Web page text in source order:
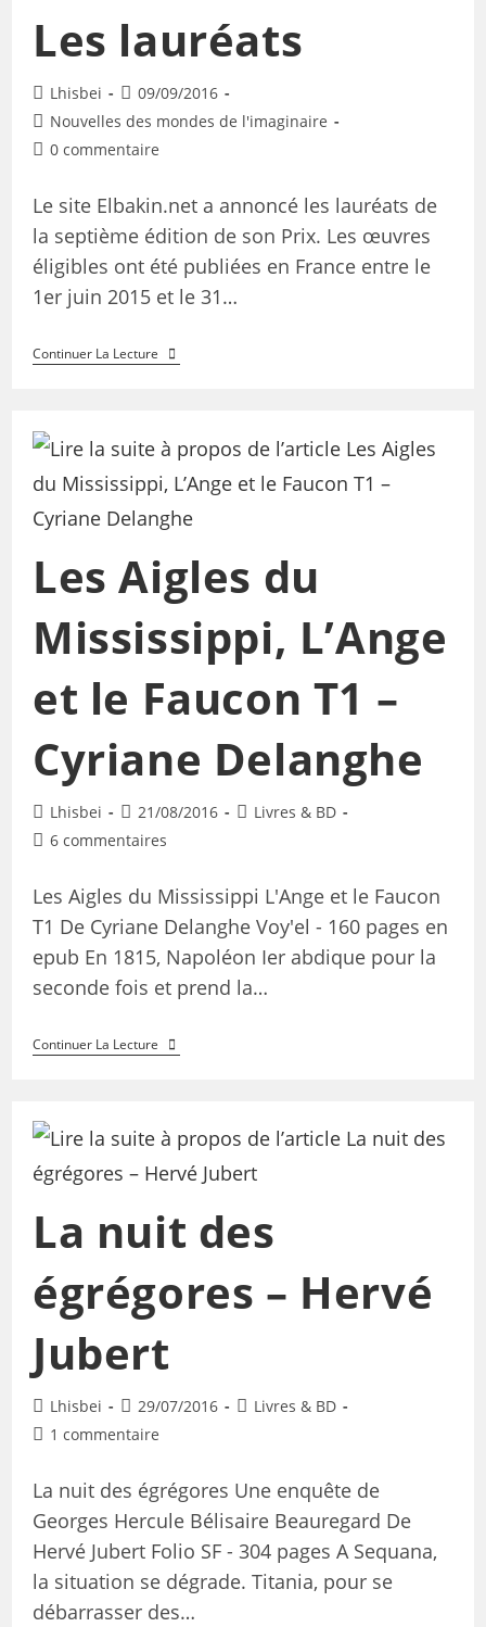
Les lauréats
Lhisbei
09/09/2016
Nouvelles des mondes de l'imaginaire
0 commentaire
Le site Elbakin.net a annoncé les lauréats de
la septième édition de son Prix. Les œuvres
éligibles ont été publiées en France entre le
1er juin 2015 et le 31…
Continuer La Lecture
Les Aigles du
Mississippi, L’Ange
et le Faucon T1 –
Cyriane Delanghe
Lhisbei 21/08/2016
Livres & BD
6 commentaires
Les Aigles du Mississippi L'Ange et le Faucon
T1 De Cyriane Delanghe Voy'el - 160 pages en
epub En 1815, Napoléon Ier abdique pour la
seconde fois et prend la…
Continuer La Lecture
La nuit des
égrégores – Hervé
Jubert
Lhisbei 29/07/2016
Livres & BD
1 commentaire
La nuit des égrégores Une enquête de
Georges Hercule Bélisaire Beauregard De
Hervé Jubert Folio SF - 304 pages A Sequana,
la situation se dégrade. Titania, pour se
débarrasser des…